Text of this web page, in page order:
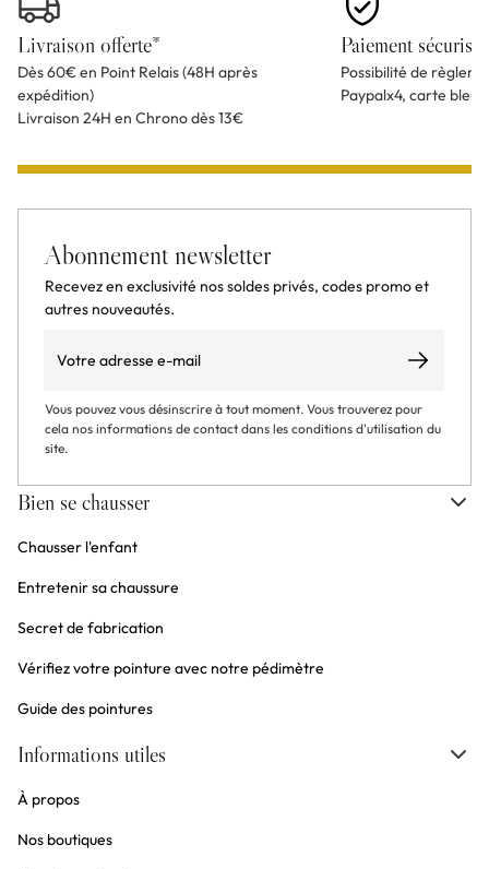
Livraison offerte*
Dès 60€ en Point Relais (48H après
expédition)
Livraison 24H en Chrono dès 13€
Paiement sécurisé
Possibilité de
Paypalx4, carte
Abonnement newsletter
Recevez en exclusivité nos soldes privés, codes promo et
autres nouveautés.
S’abonner
Vous pouvez vous désinscrire à tout moment. Vous trouverez pour
cela nos informations de contact dans les conditions d'utilisation du
site.
Bien se chausser
Chausser l'enfant
Entretenir sa chaussure
Secret de fabrication
Vérifiez votre pointure avec notre pédimètre
Guide des pointures
Informations utiles
À propos
Nos boutiques